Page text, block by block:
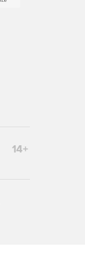
14+